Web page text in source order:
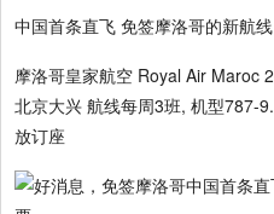
中国首条直飞 免签摩洛哥的新航线
摩洛哥皇家航空 Royal Air Maroc
北京大兴 航线每周3班, 机型787-
放订座